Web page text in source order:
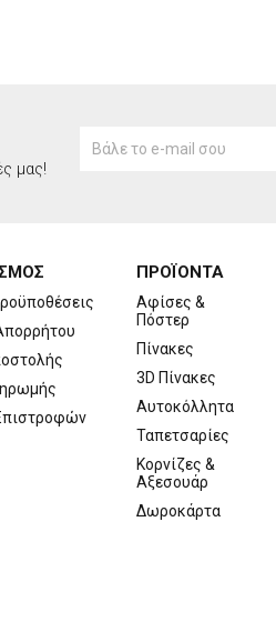
μας!
ΠΡΟΪΟΝΤΑ
Αφίσες &
Πόστερ
Πίνακες
3D Πίνακες
Αυτοκόλλητα
Ταπετσαρίες
Κορνίζες &
Αξεσουάρ
Δωροκάρτα